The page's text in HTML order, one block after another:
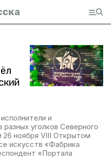
и
разных уголков Северного
ноября VIII Открытом
искусств «Фабрика
«Портала